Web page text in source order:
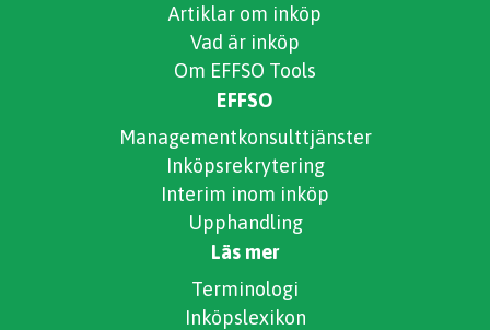
Artiklar om inköp
Vad är inköp
Om EFFSO Tools
EFFSO
Managementkonsulttjänster
Inköpsrekrytering
Interim inom inköp
Upphandling
Läs mer
Terminologi
Inköpslexikon